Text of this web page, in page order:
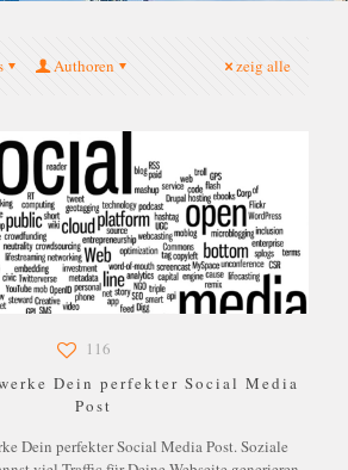
Authoren zeig alle
116
Dein perfekter Social Media
Post
Dein perfekter Social Media Post. Soziale